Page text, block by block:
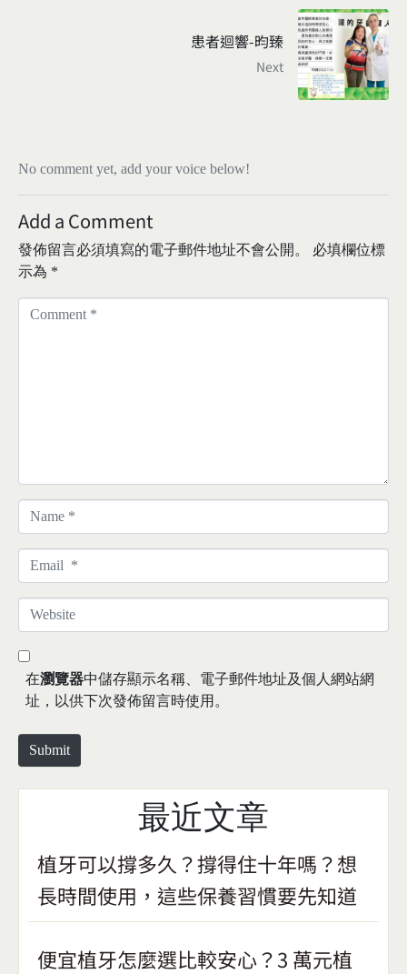
患者迴響-昀臻
Next
No comment yet, add your voice below!
Add a Comment
發佈留言必須填寫的電子郵件地址不會公開。
必填欄位標
示為 *
a
m
*
m
a
*
W
e
b
e
在瀏覽器中儲存顯示名稱、電子郵件地址及個人網站網
址，以供下次發佈留言時使用。
Submit
最近文章
植牙可以撐多久？撐得住十年嗎？想
長時間使用，這些保養習慣要先知道
便宜植牙怎麼選比較安心？3 萬元植